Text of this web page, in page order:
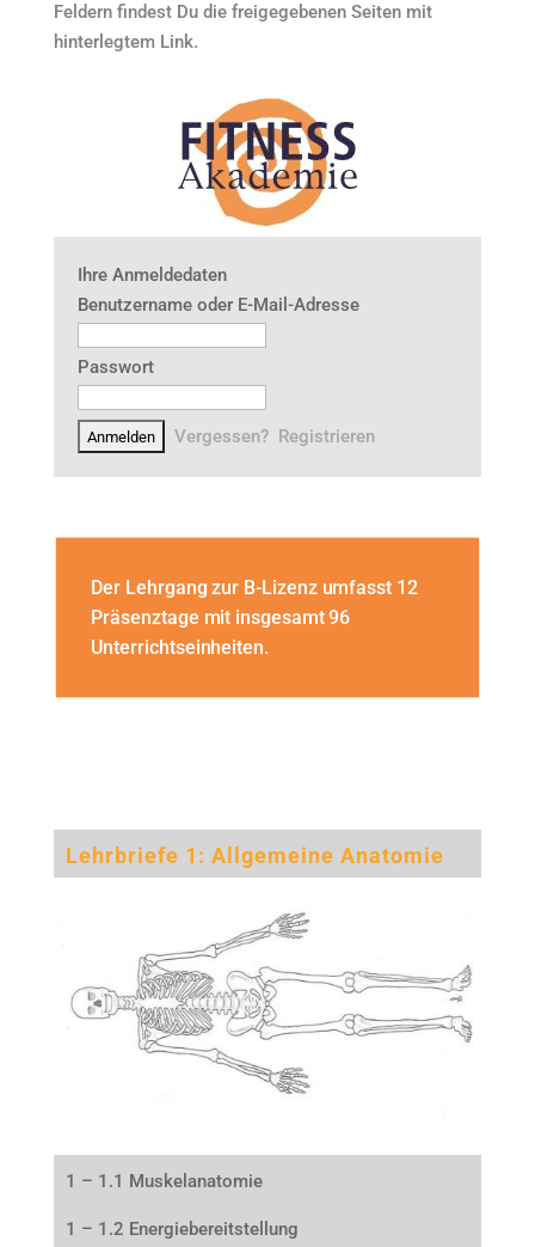
Feldern findest Du die freigegebenen Seiten mit
hinterlegtem Link.
Ihre Anmeldedaten
Benutzername oder E-Mail-Adresse
Passwort
Vergessen? Registrieren
Der Lehrgang zur B-Lizenz umfasst 12
Präsenztage mit insgesamt 96
Unterrichtseinheiten.
Lehrbriefe 1: Allgemeine Anatomie
1 – 1.1 Muskelanatomie
1 – 1.2 Energiebereitstellung